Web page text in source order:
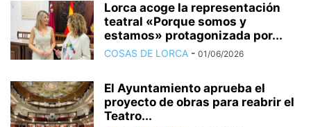
Lorca acoge la representación
teatral «Porque somos y
estamos» protagonizada por...
COSAS DE LORCA - 01/06/2026
El Ayuntamiento aprueba el
proyecto de obras para reabrir el
Teatro...